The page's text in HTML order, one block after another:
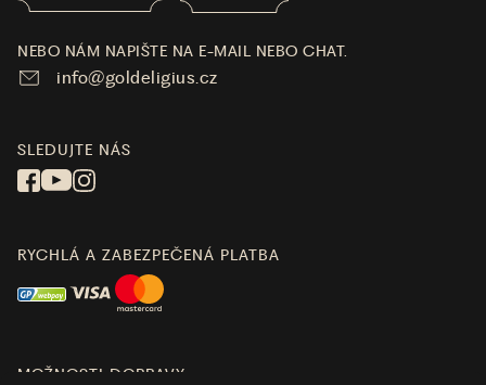
NEBO NÁM NAPIŠTE NA E-MAIL NEBO CHAT.
info@goldeligius.cz
SLEDUJTE NÁS
RYCHLÁ A ZABEZPEČENÁ PLATBA
MOŽNOSTI DOPRAVY